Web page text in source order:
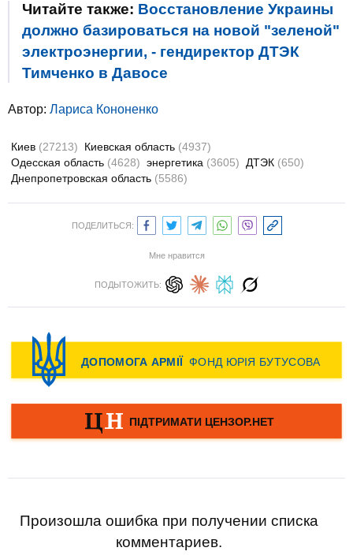
Читайте также: Восстановление Украины
должно базироваться на новой "зеленой"
электроэнергии, - гендиректор ДТЭК
Тимченко в Давосе
Автор: Лариса Кононенко
Киев (27213) Киевская область (4937)
Одесская область (4628) энергетика (3605) ДТЭК (650)
Днепропетровская область (5586)
ПОДЕЛИТЬСЯ:
Мне нравится
ПОДЫТОЖИТЬ:
Произошла ошибка при получении списка
комментариев.